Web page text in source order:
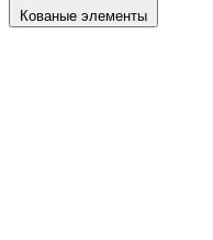
Кованые элементы